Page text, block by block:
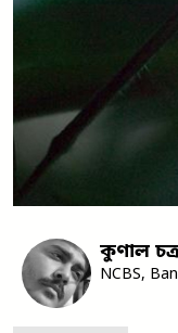
কুণাল
NCBS,